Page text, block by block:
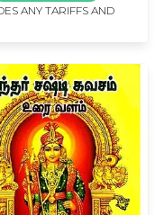
Paarvai (Tamil)
ANY TARIFFS AND